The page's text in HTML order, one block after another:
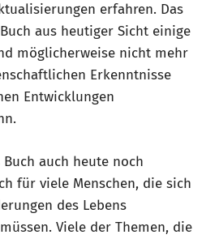
erfahren. Das
aus heutiger Sicht einige
möglicherweise nicht mehr
Erkenntnisse
Entwicklungen
auch heute noch
für viele Menschen, die sich
des Lebens
Viele der Themen, die